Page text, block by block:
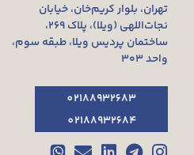
تهران، بلوار کریم‌خان، خیابان
نجات‌اللهی (ویلا)، پلاک ۲۶۹،
ساختمان پردیس ویلا، طبقه سوم،
واحد ۳۰۳
02188932683
02188932684